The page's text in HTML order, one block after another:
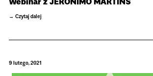
Czytaj dalej
9 lutego, 2021